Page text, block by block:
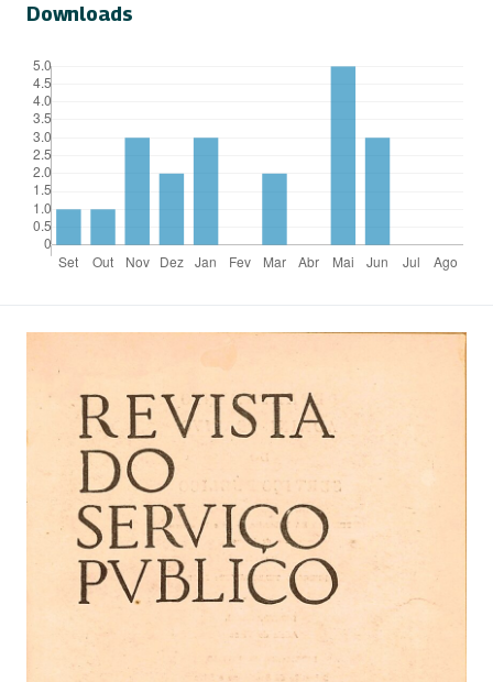
Downloads